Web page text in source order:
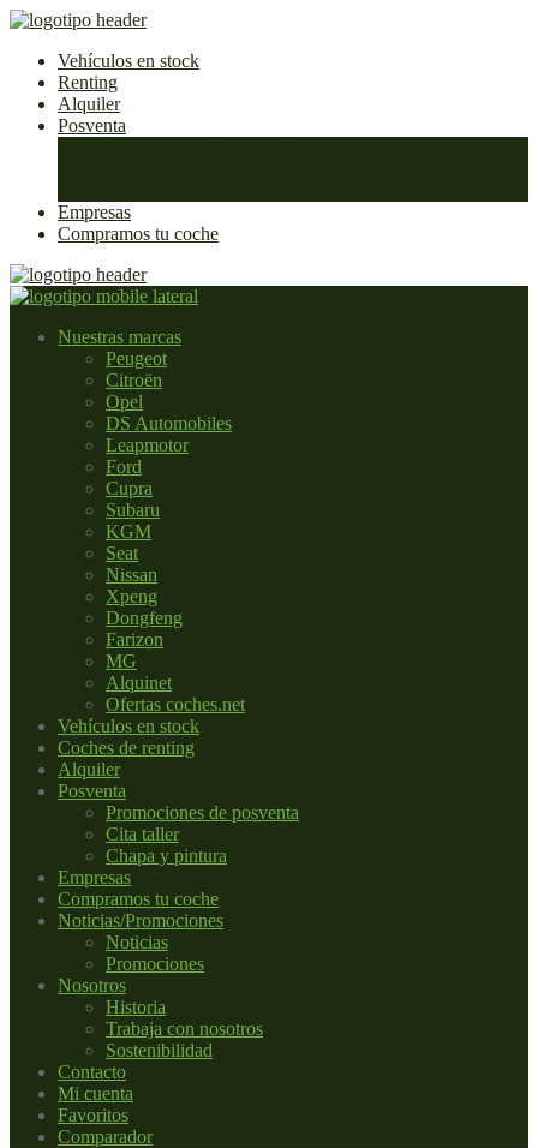
Vehículos en stock
Renting
Alquiler
Posventa
Empresas
Compramos tu coche
Nuestras marcas
Peugeot
Citroën
Opel
DS Automobiles
Leapmotor
Ford
Cupra
Subaru
KGM
Seat
Nissan
Xpeng
Dongfeng
Farizon
MG
Alquinet
Ofertas coches.net
Vehículos en stock
Coches de renting
Alquiler
Posventa
Promociones de posventa
Cita taller
Chapa y pintura
Empresas
Compramos tu coche
Noticias/Promociones
Noticias
Promociones
Nosotros
Historia
Trabaja con nosotros
Sostenibilidad
Contacto
Mi cuenta
Favoritos
Comparador